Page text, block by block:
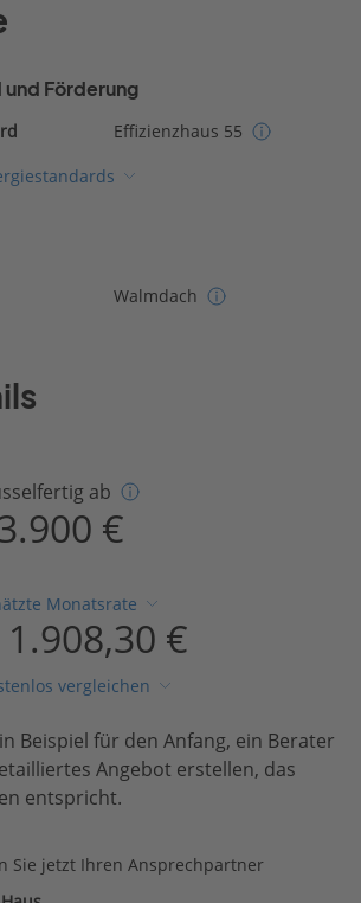
Förderung
Effizienzhaus 55
Walmdach
ab
€
Monatsrate
€
vergleichen
Beispiel für den Anfang, ein Berater
Angebot erstellen, das
entspricht.
Sie jetzt Ihren Ansprechpartner